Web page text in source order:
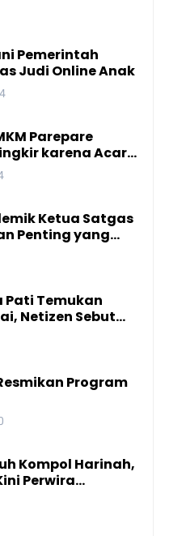
Pemerintah
Judi Online Anak
Parepare
karena Acara
Ketua Satgas
Penting yang
Publik
Pati Temukan
Netizen Sebut
Program
Kompol Harinah,
Perwira
Sulsel